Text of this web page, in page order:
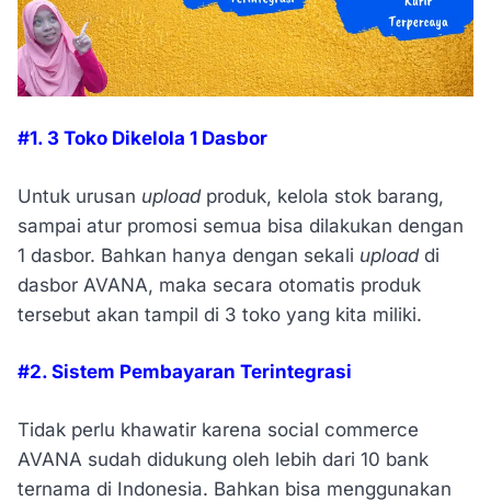
#1. 3 Toko Dikelola 1 Dasbor
Untuk urusan uploadproduk, kelola stok barang,
sampai atur promosi semua bisa dilakukan dengan
1 dasbor. Bahkan hanya dengan sekali uploaddi
dasbor AVANA, maka secara otomatis produk
tersebut akan tampil di 3 toko yang kita miliki.
#2. Sistem Pembayaran Terintegrasi
Tidak perlu khawatir karena social commerce
AVANA sudah didukung oleh lebih dari 10 bank
ternama di Indonesia. Bahkan bisa menggunakan